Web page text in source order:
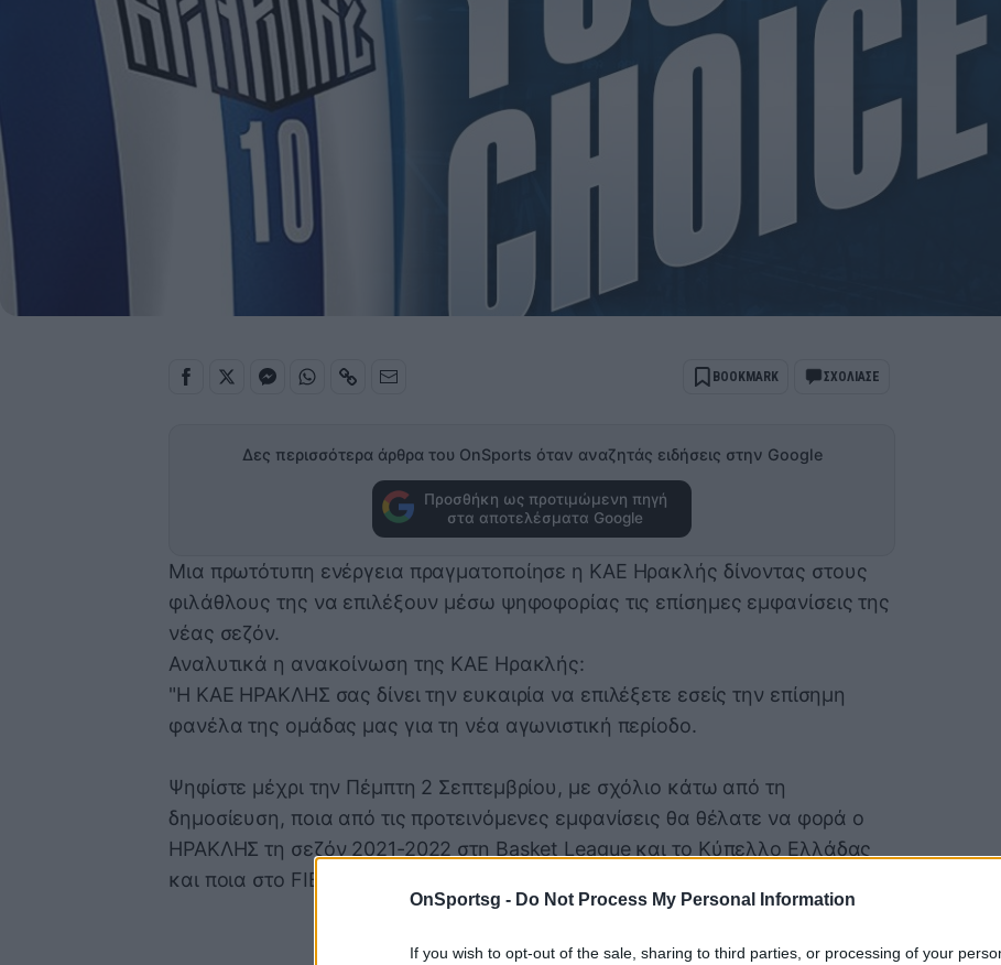
OnSportsg - Do Not Process My Personal Information
If you wish to opt-out of the sale, sharing to third parties, or processing of your
BOOKMARK ΣΧΟΛΙΑΣΕ
Δες περισσότερα άρθρα του OnSports όταν αναζητάς ειδήσεις στην Google
Προσθήκη ως προτιμώμενη πηγή
στα αποτελέσματα Google
Μια πρωτότυπη ενέργεια πραγματοποίησε η ΚΑΕ Ηρακλής δίνοντας στους
φιλάθλους της να επιλέξουν μέσω ψηφοφορίας τις επίσημες εμφανίσεις της
νέας σεζόν.
Αναλυτικά η ανακοίνωση της ΚΑΕ Ηρακλής:
"Η ΚΑΕ ΗΡΑΚΛΗΣ σας δίνει την ευκαιρία να επιλέξετε εσείς την επίσημη
φανέλα της ομάδας μας για τη νέα αγωνιστική περίοδο.
Ψηφίστε μέχρι την Πέμπτη 2 Σεπτεμβρίου, με σχόλιο κάτω από τη
δημοσίευση, ποια από τις προτεινόμενες εμφανίσεις θα θέλατε να φορά ο
ΗΡΑΚΛΗΣ τη σεζόν 2021-2022 στη Basket League και το Κύπελλο Ελλάδας
και ποια στο FIBA Europe Cup."